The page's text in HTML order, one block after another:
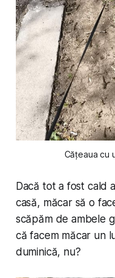
Cățeaua cu
Dacă tot a fost cald
casă, măcar să o
scăpăm de ambele
că facem măcar un
duminică, nu?